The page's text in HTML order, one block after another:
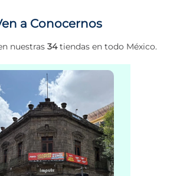
a Conocernos
nuestras 34tiendas en todo México.